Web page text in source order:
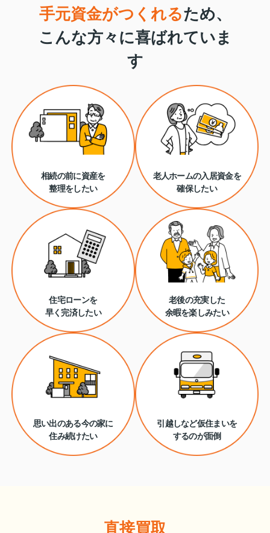
手元資金がつくれるため、
こんな方々に喜ばれていま
す
相続の前に資産を
整理をしたい
老人ホームの入居資金を
確保したい
住宅ローンを
早く完済したい
老後の充実した
余暇を楽しみたい
思い出のある今の家に
住み続けたい
引越しなど仮住まいを
するのが面倒
直接買取